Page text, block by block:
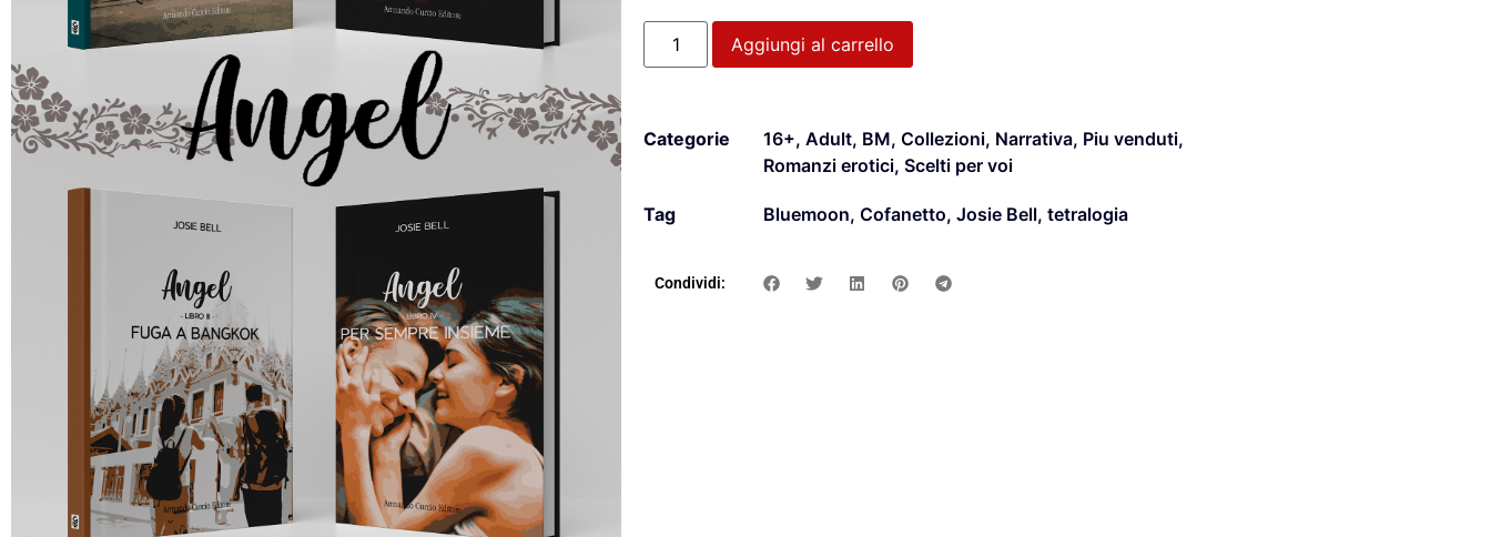
Aggiungi al carrello
Categorie 16+, Adult, BM, Collezioni, Narrativa, Piu venduti,
Romanzi erotici, Scelti per voi
Tag Bluemoon, Cofanetto, Josie Bell, tetralogia
Condividi: